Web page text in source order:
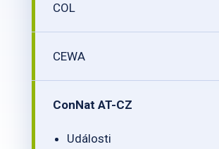
COL
CEWA
ConNat AT-CZ
Události